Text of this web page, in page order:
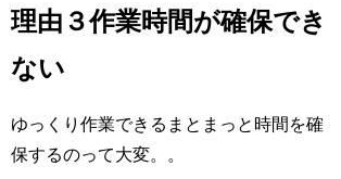
理由３作業時間が確保でき
ない
ゆっくり作業できるまとまっと時間を確
保するのって大変。。